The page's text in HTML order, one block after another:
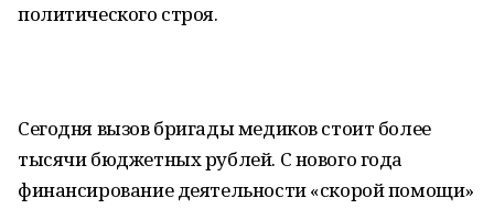
политического строя.
Сегодня вызов бригады медиков стоит более
тысячи бюджетных рублей. С нового года
финансирование деятельности «скорой помощи»